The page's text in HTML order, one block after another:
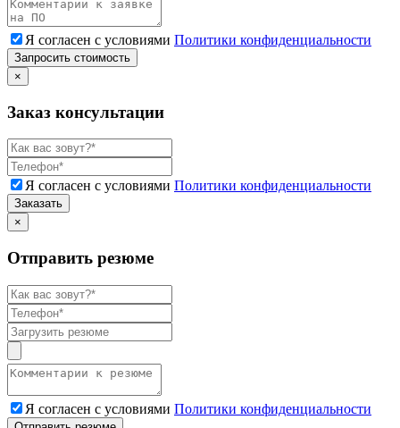
Я согласен с условиями Политики конфиденциальности
Запросить стоимость
×
Заказ консультации
Я согласен с условиями Политики конфиденциальности
Заказать
×
Отправить резюме
Я согласен с условиями Политики конфиденциальности